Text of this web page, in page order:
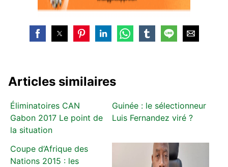
Articles similaires
Éliminatoires CAN
Gabon 2017 Le point de
la situation
Guinée : le sélectionneur
Luis Fernandez viré ?
Coupe d’Afrique des
Nations 2015 : les